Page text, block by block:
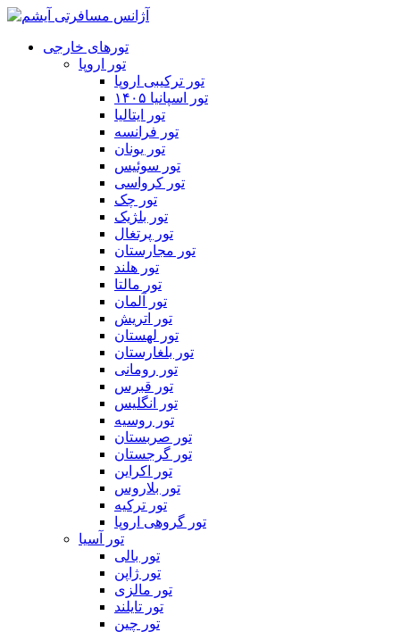
تورهای خارجی
تور اروپا
تور ترکیبی اروپا
تور اسپانیا ۱۴۰۵
تور ایتالیا
تور فرانسه
تور یونان
تور سوئیس
تور کرواسی
تور چک
تور بلژیک
تور پرتغال
تور مجارستان
تور هلند
تور مالتا
تور آلمان
تور اتریش
تور لهستان
تور بلغارستان
تور رومانی
تور قبرس
تور انگلیس
تور روسیه
تور صربستان
تور گرجستان
تور اکراین
تور بلاروس
تور ترکیه
تور گروهی اروپا
تور آسیا
تور بالی
تور ژاپن
تور مالزی
تور تایلند
تور چین